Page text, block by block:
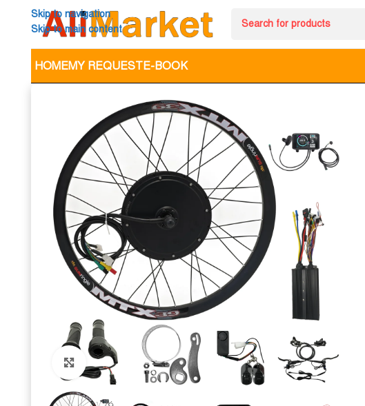
Skip to navigation
Skip to main content
HOMEMY REQUESTE-BOOK
Click to enlarge